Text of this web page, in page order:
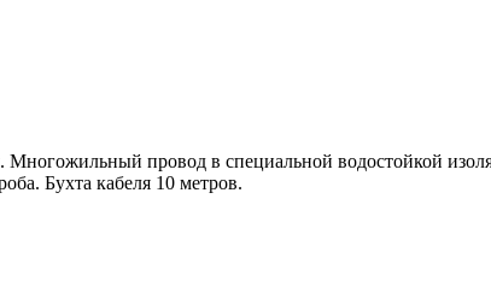
провод в специальной водостойкой
Бухта кабеля 10 метров.